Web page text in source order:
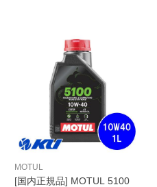
MOTUL
[国内正規品] MOTUL 5100